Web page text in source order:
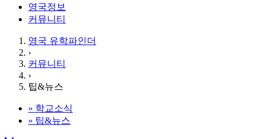
영국정보
커뮤니티
영국 유학파인더
›
커뮤니티
›
팁&뉴스
» 학교소식
» 팁&뉴스